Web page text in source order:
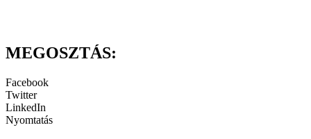
MEGOSZTÁS:
Facebook
Twitter
LinkedIn
Nyomtatás